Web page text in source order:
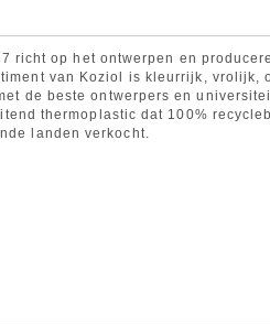
richt op het ontwerpen en
van Koziol is kleurrijk, vrolijk,
de beste ontwerpers en
thermoplastic dat 100%
landen verkocht.